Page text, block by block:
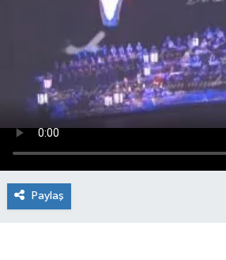
Paylaş
Haber Arşivi